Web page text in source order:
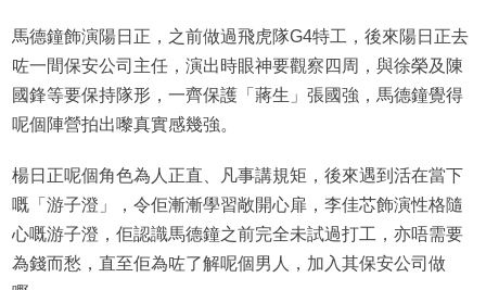
馬德鐘飾演陽日正，之前做過飛虎隊G4特工，後來陽日正去
咗一間保安公司主任，演出時眼神要觀察四周，與徐榮及陳
國鋒等要保持隊形，一齊保護「蔣生」張國強，馬德鐘覺得
呢個陣營拍出嚟真實感幾強。
楊日正呢個角色為人正直、凡事講規矩，後來遇到活在當下
嘅「游子澄」，令佢漸漸學習敞開心扉，李佳芯飾演性格隨
心嘅游子澄，佢認識馬德鐘之前完全未試過打工，亦唔需要
為錢而愁，直至佢為咗了解呢個男人，加入其保安公司做